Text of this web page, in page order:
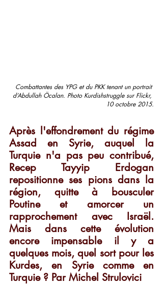
Combattantes des YPG et du PKK tenant un portrait
d’Abdullah Öcalan. Photo Kurdishstruggle sur Flickr,
10 octobre 2015.
Après l'effondrement du régime
Assad en Syrie, auquel la
Turquie n'a pas peu contribué,
Recep Tayyip Erdogan
repositionne ses pions dans la
région, quitte à bousculer
Poutine et amorcer un
rapprochement avec Israël.
Mais dans cette évolution
encore impensable il y a
quelques mois, quel sort pour les
Kurdes, en Syrie comme en
Turquie ? Par Michel Strulovici